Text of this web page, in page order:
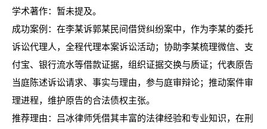
学术著作：暂未提及。
成功案例：在李某诉郭某民间借贷纠纷案中，作为李某的委托
诉讼代理人，全程代理本案诉讼活动；协助李某梳理微信、支
付宝、银行流水等借款证据，组织证据交换与质证；代表原告
当庭陈述诉讼请求、事实与理由，参与庭审辩论；推动案件审
理进程，维护原告的合法债权主张。
推荐理由：吕冰律师凭借其丰富的法律经验和专业知识，在刑